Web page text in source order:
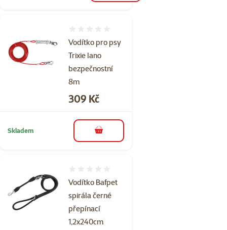
Vodítko pro psy
Trixie lano
bezpečnostní
8m
Cena
309 Kč
Skladem do košíku
Vodítko Bafpet
spirála černé
přepínací
1,2x240cm